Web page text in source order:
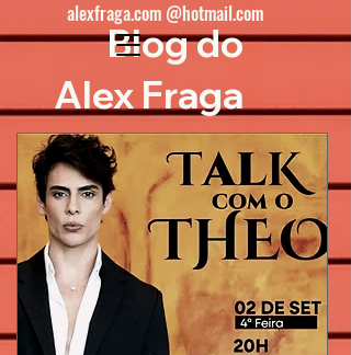
Blog do
Alex Fraga
alexfraga.com @hotmail.com